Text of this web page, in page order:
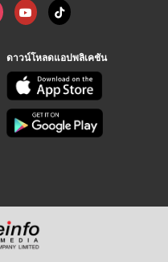
ดาวน์โหลดแอปพลิเคชัน